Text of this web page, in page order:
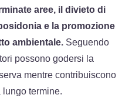
aree, il divieto di
e la promozione
ambientale. Seguendo
possono godersi la
mentre contribuiscono
termine.